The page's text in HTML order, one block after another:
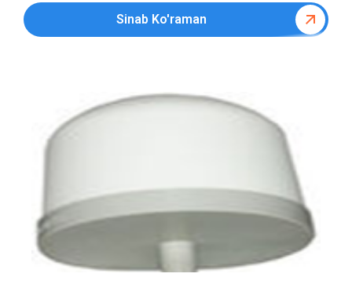
Sinab Ko'raman